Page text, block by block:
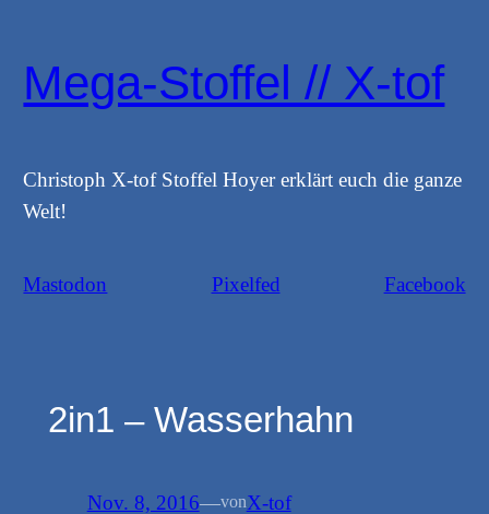
springen
Mega-Stoffel // X-tof
Christoph X-tof Stoffel Hoyer erklärt euch die ganze
Welt!
Mastodon Pixelfed Facebook
2in1 – Wasserhahn
Nov. 8, 2016—vonX-tof